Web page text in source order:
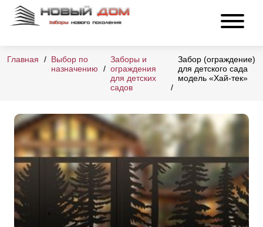
Главная
Выбор по
назначению
Заборы и
ограждения
для детских
садов
Забор (ограждение)
для детского сада
модель «Хай-тек»